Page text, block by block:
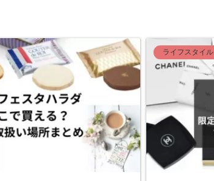
ライフスタイル